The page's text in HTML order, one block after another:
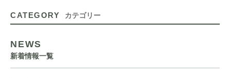
CATEGORY カテゴリー
NEWS
新着情報一覧